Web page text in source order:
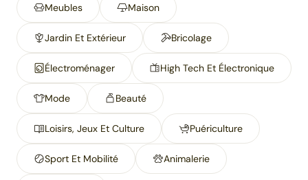
Meubles Maison
Jardin Et Extérieur Bricolage
Électroménager High Tech Et Électronique
Mode Beauté
Loisirs, Jeux Et Culture Puériculture
Sport Et Mobilité Animalerie